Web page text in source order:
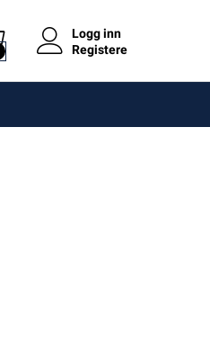
Logg inn
Registere